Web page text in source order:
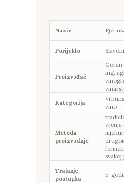
Naziv
Porijeklo
Proizvođač
Goran
ing.
Kategorija
vino
Metoda
proizvodnje
vrenja
svakoj
Trajanje
postupka
5